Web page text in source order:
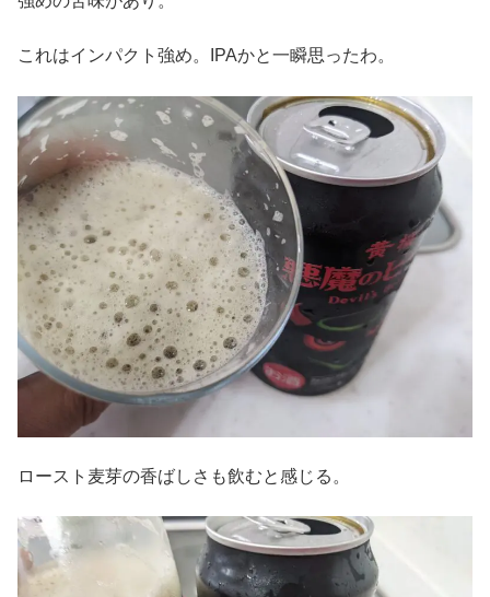
これはインパクト強め。IPAかと一瞬思ったわ。
ロースト麦芽の香ばしさも飲むと感じる。